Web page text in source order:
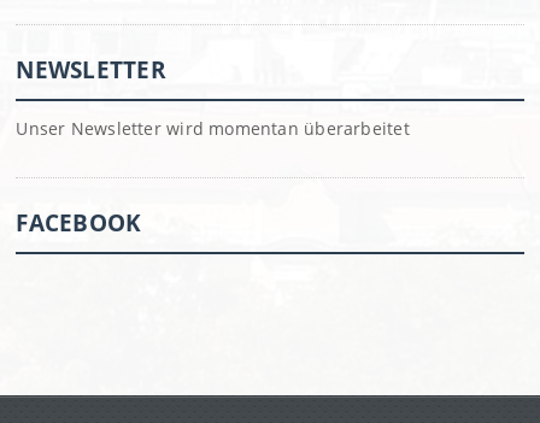
NEWSLETTER
Unser Newsletter wird momentan überarbeitet
FACEBOOK